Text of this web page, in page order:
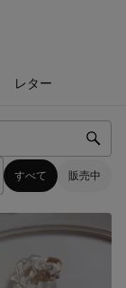
レター
すべて 販売中